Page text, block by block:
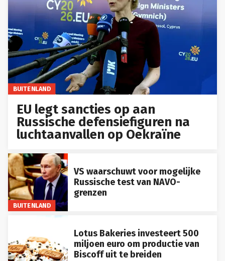
BUITENLAND
EU legt sancties op aan
Russische defensiefiguren na
luchtaanvallen op Oekraïne
BUITENLAND
VS waarschuwt voor mogelijke
Russische test van NAVO-
grenzen
Lotus Bakeries investeert 500
miljoen euro om productie van
Biscoff uit te breiden